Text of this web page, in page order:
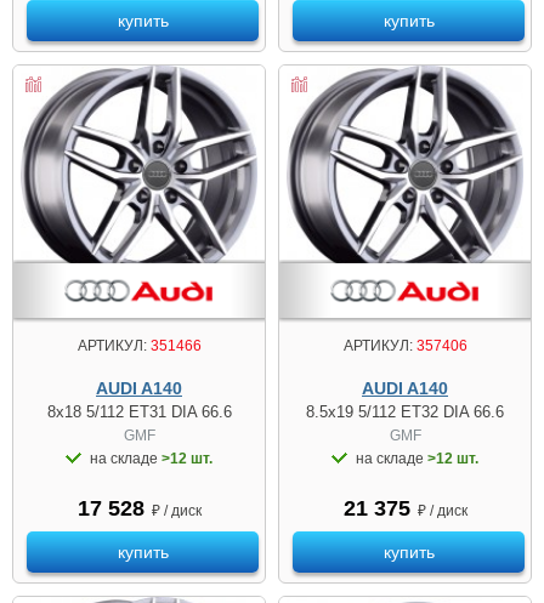
купить купить
АРТИКУЛ:351466
AUDI A140
8x18 5/112 ET31 DIA 66.6
GMF
на складе >12 шт.
17 528 ₽ / диск
купить
АРТИКУЛ:357406
AUDI A140
8.5x19 5/112 ET32 DIA 66.6
GMF
на складе >12 шт.
21 375 ₽ / диск
купить